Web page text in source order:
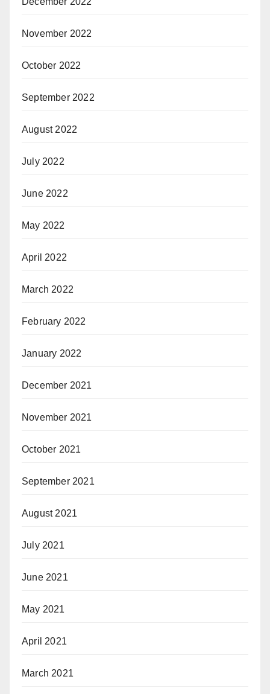
November 2022
October 2022
September 2022
August 2022
July 2022
June 2022
May 2022
April 2022
March 2022
February 2022
January 2022
December 2021
November 2021
October 2021
September 2021
August 2021
July 2021
June 2021
May 2021
April 2021
March 2021